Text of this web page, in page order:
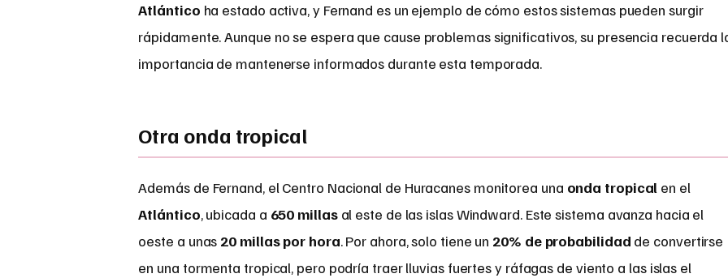
Atlántico ha estado activa, y Fernand es un ejemplo de cómo estos sistemas pueden surgir
rápidamente. Aunque no se espera que cause problemas significativos, su presencia recuerda
importancia de mantenerse informados durante esta temporada.
Otra onda tropical
Además de Fernand, el Centro Nacional de Huracanes monitorea una onda tropical en el
Atlántico, ubicada a 650 millasal este de las islas Windward. Este sistema avanza hacia el
oeste a unas 20 millas por hora. Por ahora, solo tiene un 20% de probabilidad de convertirse
en una tormenta tropical, pero podría traer lluvias fuertes y ráfagas de viento a las islas el